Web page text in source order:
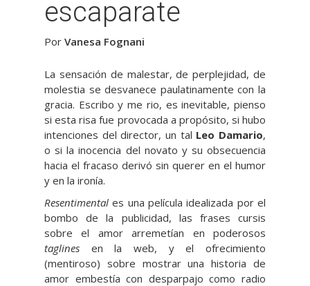
escaparate
Por Vanesa Fognani
La sensación de malestar, de perplejidad, de
molestia se desvanece paulatinamente con la
gracia. Escribo y me rio, es inevitable, pienso
si esta risa fue provocada a propósito, si hubo
intenciones del director, un tal Leo Damario,
o si la inocencia del novato y su obsecuencia
hacia el fracaso derivó sin querer en el humor
y en la ironía.
Resentimental es una película idealizada por el
bombo de la publicidad, las frases cursis
sobre el amor arremetían en poderosos
taglines en la web, y el ofrecimiento
(mentiroso) sobre mostrar una historia de
amor embestía con desparpajo como radio